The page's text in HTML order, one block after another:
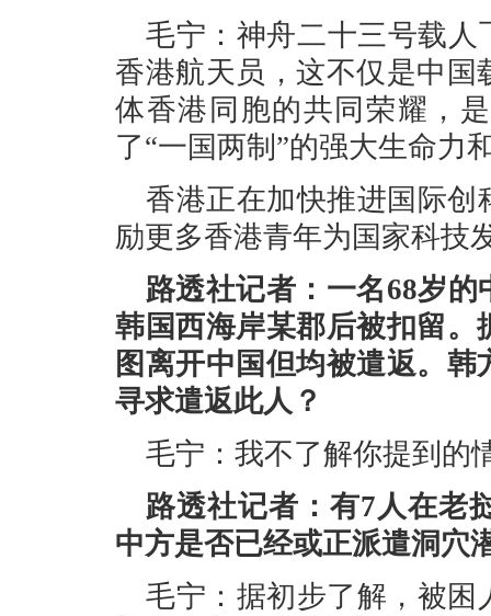
毛宁：神舟二十三号载人
香港航天员，这不仅是中
体香港同胞的共同荣耀，
了“一国两制”的强大生命力
香港正在加快推进国际
励更多香港青年为国家科技
路透社记者：一名68岁
韩国西海岸某郡后被扣留
图离开中国但均被遣返。
寻求遣返此人？
毛宁：我不了解你提到的
路透社记者：有7人在老
中方是否已经或正派遣洞穴
毛宁：据初步了解，被困